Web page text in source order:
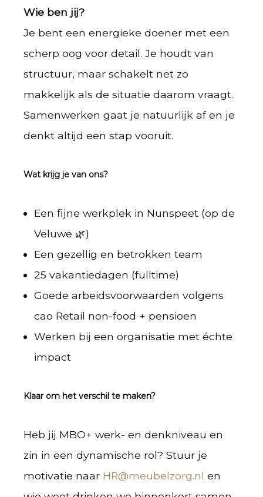
Wie ben jij?
Je bent een energieke doener met een
scherp oog voor detail. Je houdt van
structuur, maar schakelt net zo
makkelijk als de situatie daarom vraagt.
Samenwerken gaat je natuurlijk af en je
denkt altijd een stap vooruit.
Wat krijg je van ons?
Een fijne werkplek in Nunspeet (op de
Veluwe 🌿)
Een gezellig en betrokken team
25 vakantiedagen (fulltime)
Goede arbeidsvoorwaarden volgens
cao Retail non-food + pensioen
Werken bij een organisatie met échte
impact
Klaar om het verschil te maken?
Heb jij MBO+ werk- en denkniveau en
zin in een dynamische rol? Stuur je
motivatie naar HR@meubelzorg.nl en